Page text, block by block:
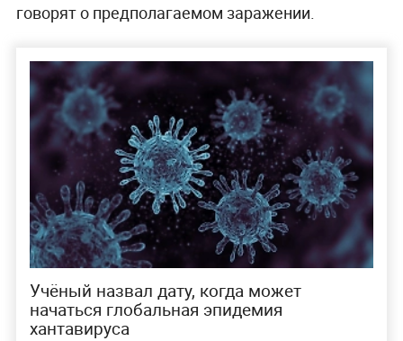
говорят о предполагаемом заражении.
Учёный назвал дату, когда может
начаться глобальная эпидемия
хантавируса